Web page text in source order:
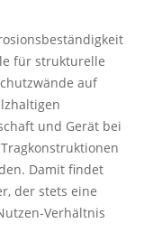
für strukturelle
auf
und Gerät bei
Damit findet
der stets eine
Verhältnis